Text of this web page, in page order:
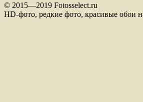
© 2015—2019 Fotosselect.ru
HD-фото, редкие фото, красивые обои